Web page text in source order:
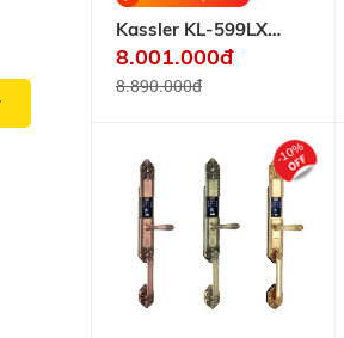
Kassler KL-599LX
Champage Gold
8.001.000đ
8.890.000đ
-10%